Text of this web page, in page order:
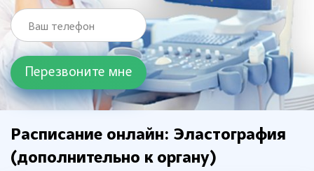
Ваш телефон
Расписание онлайн: Эластография
(дополнительно к органу)